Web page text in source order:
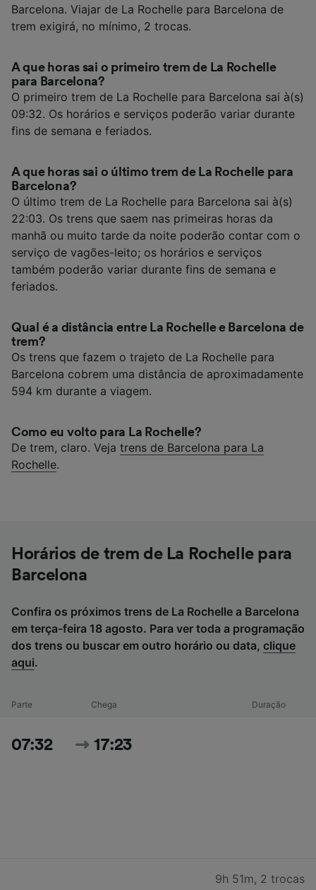
Barcelona. Viajar de La Rochelle para Barcelona de
trem exigirá, no mínimo, 2 trocas.
A que horas sai o primeiro trem de La Rochelle
para Barcelona?
O primeiro trem de La Rochelle para Barcelona sai à(s)
09:32. Os horários e serviços poderão variar durante
fins de semana e feriados.
A que horas sai o último trem de La Rochelle para
Barcelona?
O último trem de La Rochelle para Barcelona sai à(s)
22:03. Os trens que saem nas primeiras horas da
manhã ou muito tarde da noite poderão contar com o
serviço de vagões-leito; os horários e serviços
também poderão variar durante fins de semana e
feriados.
Qual é a distância entre La Rochelle e Barcelona de
trem?
Os trens que fazem o trajeto de La Rochelle para
Barcelona cobrem uma distância de aproximadamente
594 km durante a viagem.
Como eu volto para La Rochelle?
De trem, claro. Veja trens de Barcelona para La
Rochelle.
Horários de trem de La Rochelle para
Barcelona
Confira os próximos trens de La Rochelle a Barcelona
em terça-feira 18 agosto. Para ver toda a programação
dos trens ou buscar em outro horário ou data, clique
aqui.
Parte Chega Duração
07:32 17:23
9h 51m, 2 trocas